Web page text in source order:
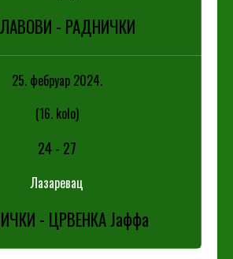
- РАДНИЧКИ
25. фебруар 2024.
(16. kolo)
24- 27
Лазаревац
- ЦРВЕНКА Јаффа